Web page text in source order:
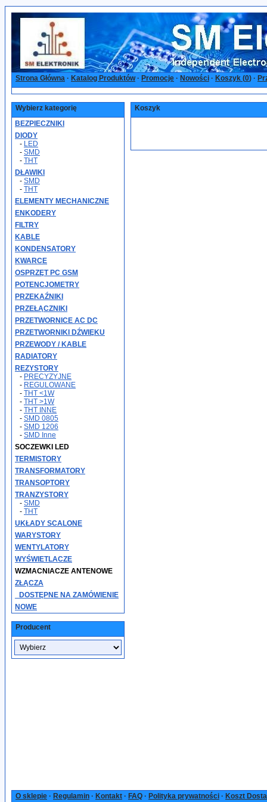
Strona Główna · Katalog Produktów· Promocje · Nowości · Koszyk (0) ·
Wybierz kategorię
BEZPIECZNIKI
DIODY
- LED
- SMD
- THT
DŁAWIKI
- SMD
- THT
ELEMENTY MECHANICZNE
ENKODERY
FILTRY
KABLE
KONDENSATORY
KWARCE
OSPRZĘT PC GSM
POTENCJOMETRY
PRZEKAŹNIKI
PRZEŁĄCZNIKI
PRZETWORNICE AC DC
PRZETWORNIKI DŹWIĘKU
PRZEWODY / KABLE
RADIATORY
REZYSTORY
- PRECYZYJNE
- REGULOWANE
- THT <1W
- THT >1W
- THT INNE
- SMD 0805
- SMD 1206
- SMD Inne
SOCZEWKI LED
TERMISTORY
TRANSFORMATORY
TRANSOPTORY
TRANZYSTORY
- SMD
- THT
UKŁADY SCALONE
WARYSTORY
WENTYLATORY
WYŚWIETLACZE
WZMACNIACZE ANTENOWE
ZŁĄCZA
_DOSTĘPNE NA ZAMÓWIENIE
NOWE
Producent
Koszyk
O sklepie · Regulamin · Kontakt · FAQ · Polityka prywatności · Koszt